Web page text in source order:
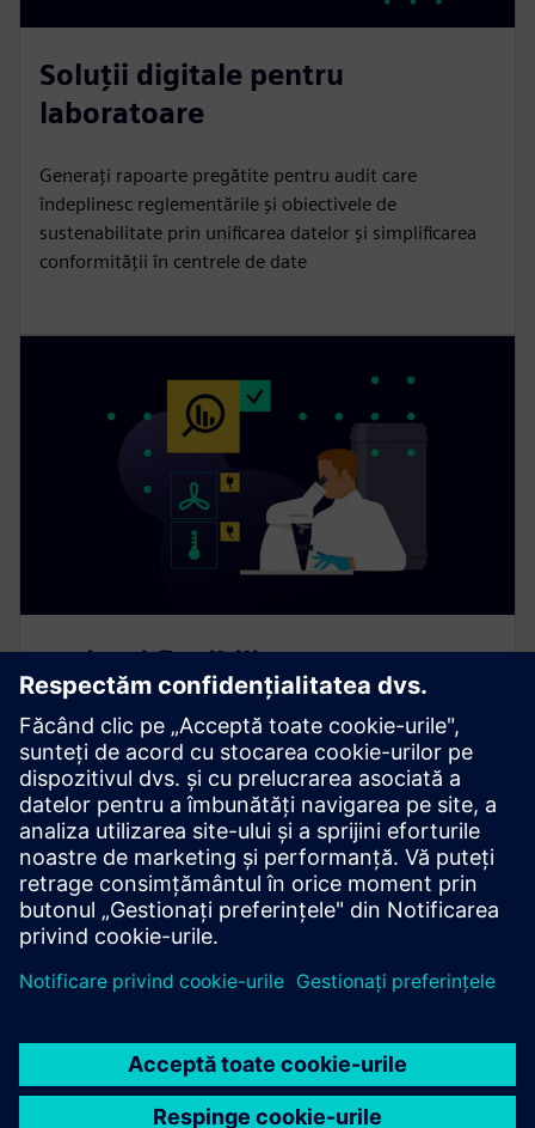
Soluții digitale pentru
laboratoare
Generați rapoarte pregătite pentru audit care
îndeplinesc reglementările și obiectivele de
sustenabilitate prin unificarea datelor și simplificarea
conformității în centrele de date
Activați flexibilitatea cu Smart
Lab Ecosystem
Smart Lab Ecosystem permite spații de laborator
flexibile, sigure și eficiente din punct de vedere
energetic, cu infrastructură modulară și durabilă
pentru nevoile moderne de cercetare.